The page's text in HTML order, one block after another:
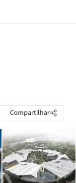
Compartilhar